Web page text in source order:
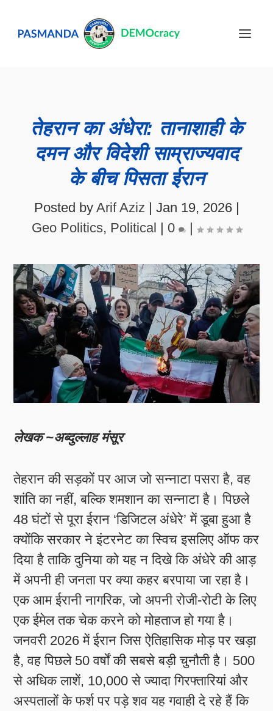
तेहरान का अंधेरा: तानाशाही के
दमन और विदेशी साम्राज्यवाद
के बीच पिसता ईरान
Posted by Arif Aziz | Jan 19, 2026|
Geo Politics, Political | 0 |
लेखक ~अब्दुल्लाह मंसूर
तेहरान की सड़कों पर आज जो सन्नाटा पसरा है, वह
शांति का नहीं, बल्कि शमशान का सन्नाटा है। पिछले
48 घंटों से पूरा ईरान ‘डिजिटल अंधेरे’ में डूबा हुआ है
क्योंकि सरकार ने इंटरनेट का स्विच इसलिए ऑफ कर
दिया है ताकि दुनिया को यह न दिखे कि अंधेरे की आड़
में अपनी ही जनता पर क्या कहर बरपाया जा रहा है।
एक आम ईरानी नागरिक, जो अपनी रोजी-रोटी के लिए
एक ईमेल तक चेक करने को मोहताज हो गया है।
जनवरी 2026 में ईरान जिस ऐतिहासिक मोड़ पर खड़ा
है, वह पिछले 50 वर्षों की सबसे बड़ी चुनौती है। 500
से अधिक लाशें, 10,000 से ज्यादा गिरफ्तारियां और
अस्पतालों के फर्श पर पड़े शव यह गवाही दे रहे हैं कि